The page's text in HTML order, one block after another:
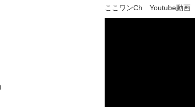
ここワンCh Youtube動画